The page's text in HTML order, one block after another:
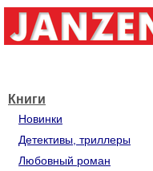
Книги
Новинки
Детективы, триллеры
Любовный роман